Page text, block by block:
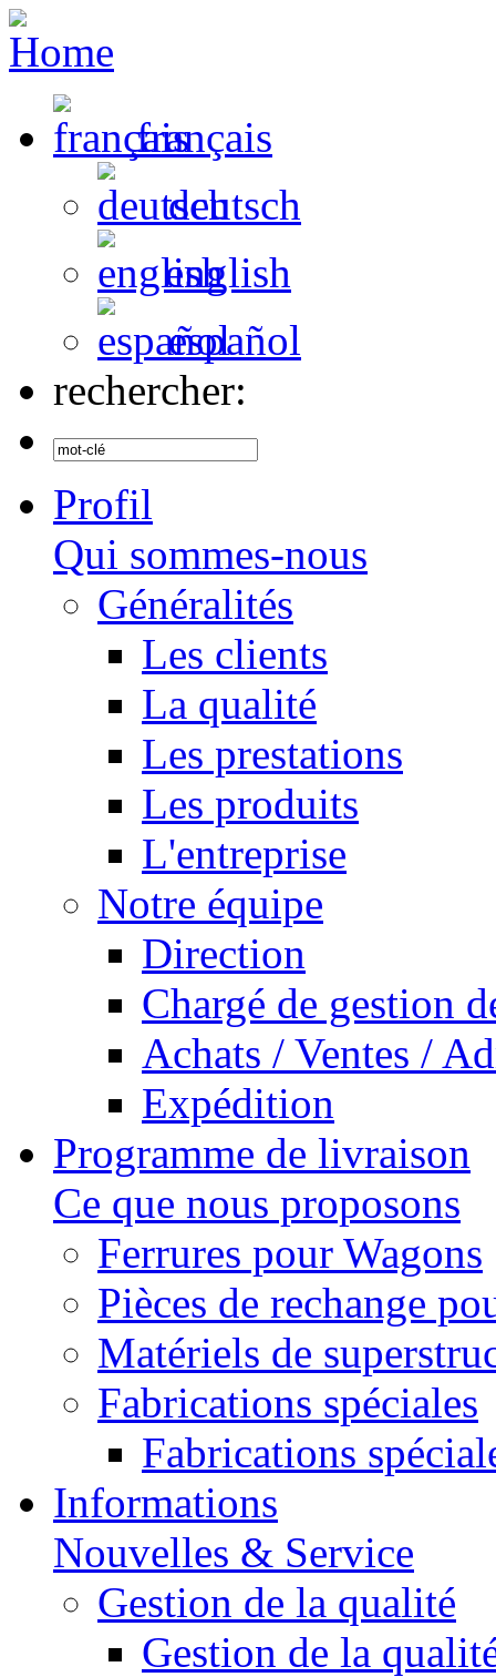
français
deutsch
english
español
rechercher:
Profil
Qui sommes-nous
Généralités
Les clients
La qualité
Les prestations
Les produits
L'entreprise
Notre équipe
Direction
Chargé de gestion
Achats / Ventes /
Expédition
Programme de livraison
Ce que nous proposons
Ferrures pour Wagons
Pièces de rechange
Matériels de
Fabrications spéciales
Fabrications
Informations
Nouvelles & Service
Gestion de la qualité
Gestion de la